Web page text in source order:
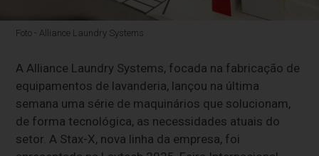
Foto - Alliance Laundry Systems
A Alliance Laundry Systems, focada na fabricação de
equipamentos de lavanderia, lançou na última
semana uma série de maquinários que solucionam,
de forma tecnológica, as necessidades atuais do
setor. A Stax-X, nova linha da empresa, foi